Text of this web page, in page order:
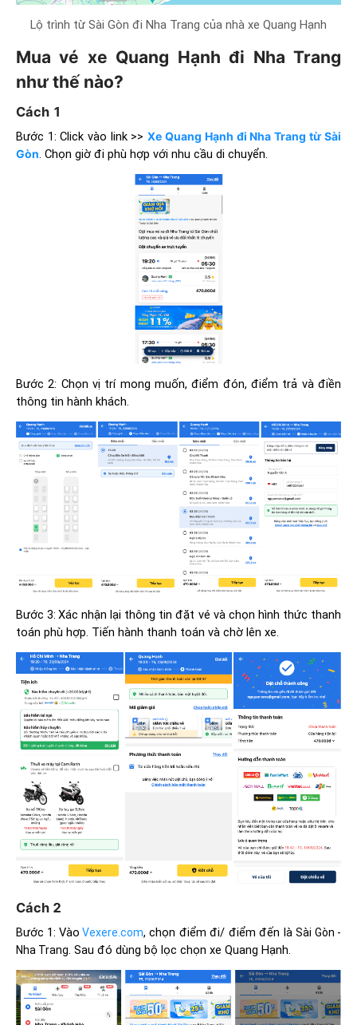
Lộ trình từ Sài Gòn đi Nha Trang của nhà xe Quang Hạnh
Mua vé xe Quang Hạnh đi Nha Trang
như thế nào?
Cách 1
Bước 1: Click vào link >> Xe Quang Hạnh đi Nha Trang từ Sài
Gòn. Chọn giờ đi phù hợp với nhu cầu di chuyển.
Bước 2: Chọn vị trí mong muốn, điểm đón, điểm trả và điền
thông tin hành khách.
Bước 3: Xác nhận lại thông tin đặt vé và chọn hình thức thanh
toán phù hợp. Tiến hành thanh toán và chờ lên xe.
Cách 2
Bước 1: Vào Vexere.com, chọn điểm đi/ điểm đến là Sài Gòn -
Nha Trang. Sau đó dùng bộ lọc chọn xe Quang Hạnh.